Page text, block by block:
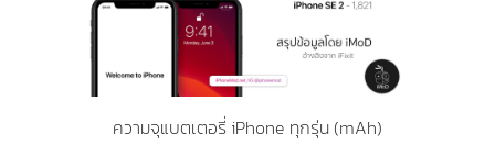
ความจุแบตเตอรี่ iPhone ทุกรุ่น (mAh)